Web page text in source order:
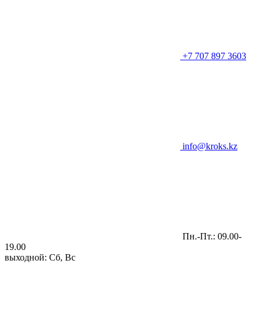
+7 707 897 3603
info@kroks.kz
Пн.-Пт.: 09.00-
19.00
выходной: Сб, Вс